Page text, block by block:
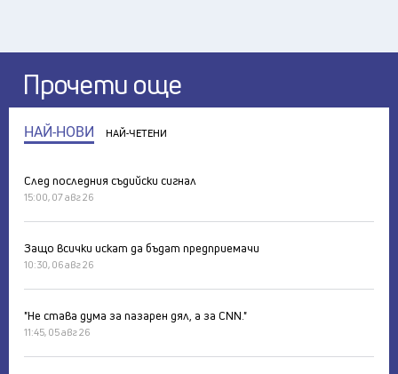
Прочети още
НАЙ-НОВИ НАЙ-ЧЕТЕНИ
След последния съдийски сигнал
15:00, 07 авг 26
Защо всички искат да бъдат предприемачи
10:30, 06 авг 26
"Не става дума за пазарен дял, а за CNN."
11:45, 05 авг 26